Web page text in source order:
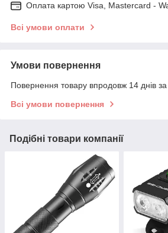
Оплата картою Visa, Mastercard -
Всі умови оплати
Умови повернення
Повернення товару впродовж 14 днів
Всі умови повернення
Подібні товари компанії